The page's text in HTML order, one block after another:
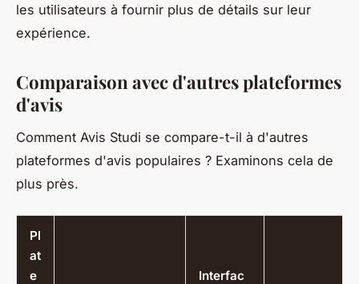
les utilisateurs à fournir plus de détails sur leur
expérience.
Comparaison avec d'autres plateformes
d'avis
Comment Avis Studi se compare-t-il à d'autres
plateformes d'avis populaires ? Examinons cela de
plus près.
Pl
at
e
Interfac